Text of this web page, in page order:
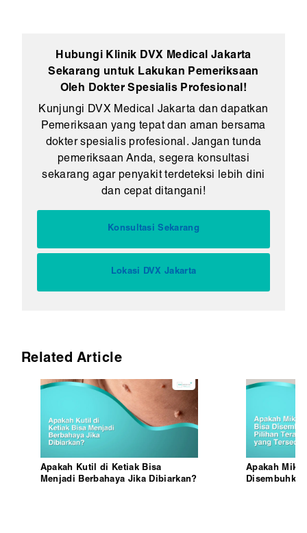
Hubungi Klinik DVX Medical Jakarta
Sekarang untuk Lakukan Pemeriksaan
Oleh Dokter Spesialis Profesional!
Kunjungi DVX Medical Jakarta dan dapatkan
Pemeriksaan yang tepat dan aman bersama
dokter spesialis profesional. Jangan tunda
pemeriksaan Anda, segera konsultasi
sekarang agar penyakit terdeteksi lebih dini
dan cepat ditangani!
Konsultasi Sekarang
Lokasi DVX Jakarta
Related Article
Apakah Kutil di Ketiak Bisa
Menjadi Berbahaya Jika Dibiarkan?
Apakah